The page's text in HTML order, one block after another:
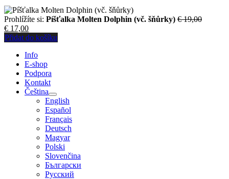
Prohlížíte si: Píšťalka Molten Dolphin (vč. šňůrky) €19,00Původní
€ 17,00Aktuální
cena
€ 17,00.
Přidat do košíku
Info
E-shop
Podpora
Kontakt
Čeština
English
Español
Français
Deutsch
Magyar
Polski
Slovenčina
Български
Русский